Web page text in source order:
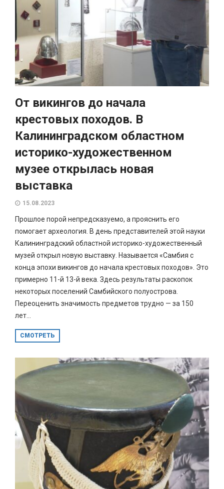
От викингов до начала
крестовых походов. В
Калининградском областном
историко-художественном
музее открылась новая
выставка
15.08.2023
Прошлое порой непредсказуемо, а прояснить его
помогает археология. В день представителей этой науки
Калининградский областной историко-художественный
музей открыл новую выставку. Называется «Самбия с
конца эпохи викингов до начала крестовых походов». Это
примерно 11-й 13-й века. Здесь результаты раскопок
некоторых поселений Самбийского полуострова.
Переоценить значимость предметов трудно — за 150
лет...
СМОТРЕТЬ